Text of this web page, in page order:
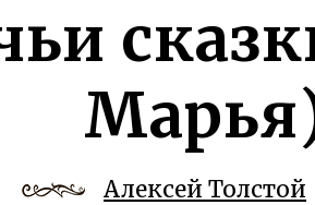
Алексей Толстой